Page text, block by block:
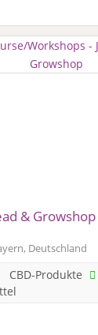
& Growshop
Deutschland
CBD-Produkte